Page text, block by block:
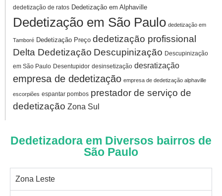
dedetização de ratos Dedetização em Alphaville
Dedetização em São Paulo dedetização em
Tamboré Dedetização Preço dedetização profissional
Delta Dedetização Descupinização Descupinização
em São Paulo Desentupidor desinsetização desratização
empresa de dedetização empresa de dedetização alphaville
escorpiões espantar pombos prestador de serviço de
dedetização Zona Sul
Dedetizadora em Diversos bairros de
São Paulo
Zona Leste